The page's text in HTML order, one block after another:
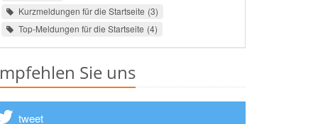
Kurzmeldungen für die Startseite 3
Top-Meldungen für die Startseite 4
Sie uns
tweet